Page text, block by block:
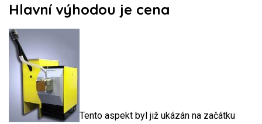
Hlavní výhodou je cena
Tento aspekt byl již ukázán na začátku